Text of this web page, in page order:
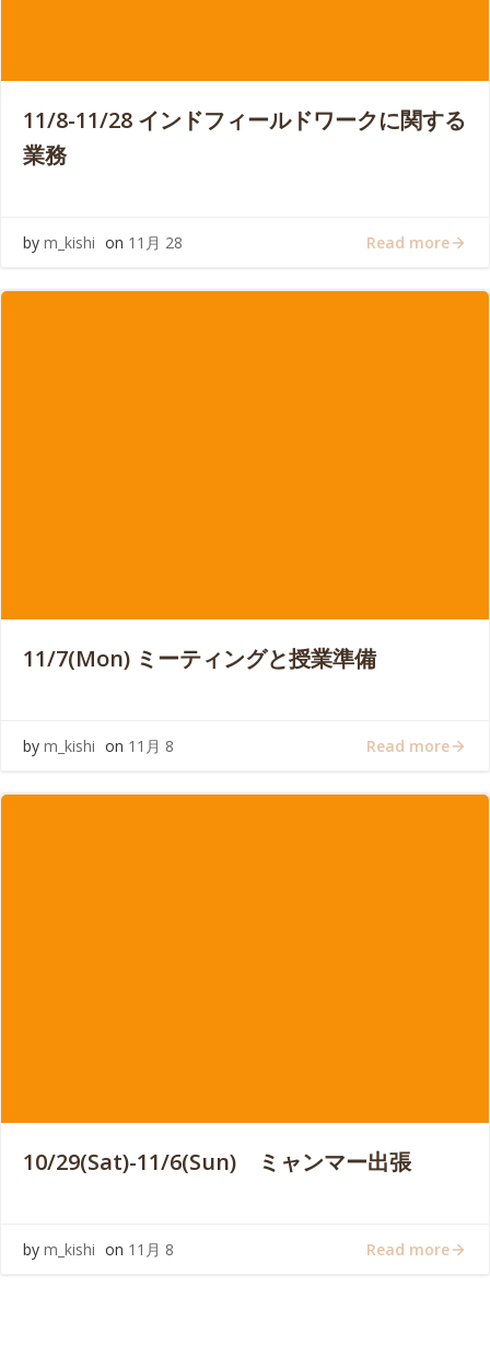
11/8-11/28 インドフィールドワークに関する
業務
by m_kishi on 11月 28 Read more
11/7(Mon) ミーティングと授業準備
by m_kishi on 11月 8 Read more
10/29(Sat)-11/6(Sun) ミャンマー出張
by m_kishi on 11月 8 Read more